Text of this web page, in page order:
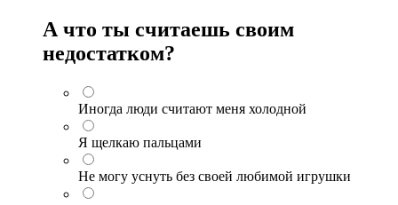
А что ты считаешь своим
недостатком?
Иногда люди считают меня холодной
Я щелкаю пальцами
Не могу уснуть без своей любимой игрушки